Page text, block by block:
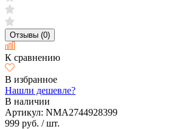
Отзывы (0)
К сравнению
В избранное
Нашли дешевле?
В наличии
Артикул: NMA2744928399
999 руб. / шт.